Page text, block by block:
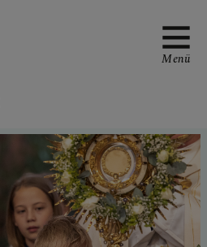
Menü